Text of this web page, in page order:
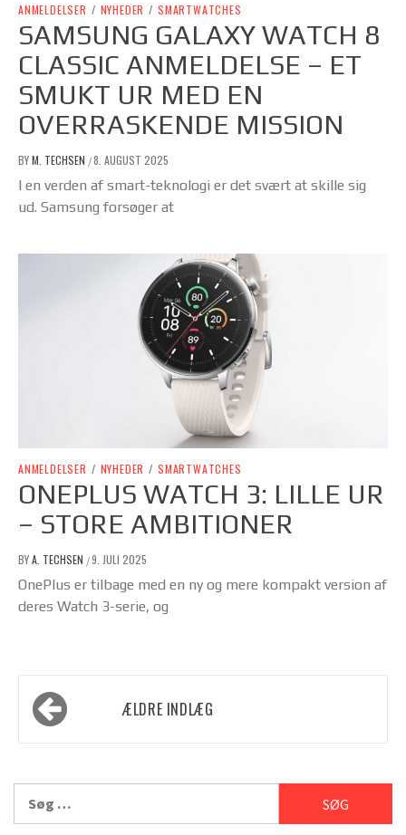
ANMELDELSER / NYHEDER / SMARTWATCHES
SAMSUNG GALAXY WATCH 8
CLASSIC ANMELDELSE – ET
SMUKT UR MED EN
OVERRASKENDE MISSION
BYM. TECHSEN /8. AUGUST 2025
I en verden af smart-teknologi er det svært at skille sig
ud. Samsung forsøger at
ANMELDELSER / NYHEDER / SMARTWATCHES
ONEPLUS WATCH 3: LILLE UR
– STORE AMBITIONER
BYA. TECHSEN /9. JULI 2025
OnePlus er tilbage med en ny og mere kompakt version af
deres Watch 3-serie, og
Navigation
til
ÆLDRE INDLÆG
efter: